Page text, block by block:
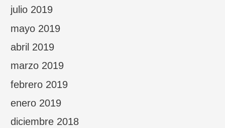
julio 2019
mayo 2019
abril 2019
marzo 2019
febrero 2019
enero 2019
diciembre 2018